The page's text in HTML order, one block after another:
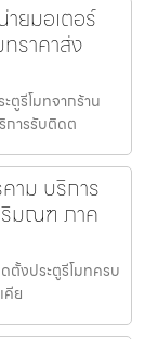
ายมอเตอร์
ราคาส่ง
ตูรีโมทจากร้าน
การรับติดต
าม บริการ
ริมณฑ ภาค
ตั้งประตูรีโมทครบ
คีย